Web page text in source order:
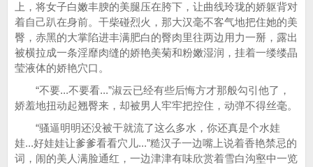
上，将女子白嫩丰腴的美腿压在胯下，让曲线玲珑的娇躯背对
着自己趴在身前。干柴碰烈火，那大汉毫不客气地把住她的美
臀，赤黑的大掌陷进丰满肥白的臀肉里往两边用力一掰，露出
被横拉成一条淫靡肉缝的娇艳美菊和粉嫩湿润，挂着一缕缕晶
莹液体的娇艳穴口。
“不要...不要看...”淑云已经有些后悔方才那般勾引他了，
娇羞地扭动起翘臀来，却被男人牢牢把控住，动弹不得丝毫。
“骚逼明明还没被干就流了这么多水，你还真是个水娃
娃...好娃娃让爹爹看看穴儿...”糙汉子一边嘴上说着香艳禁忌的
词，闹的美人满脸通红，一边津津有味欣赏着雪白沟壑中一览